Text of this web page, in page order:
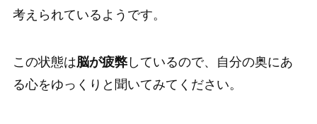
考えられているようです。
この状態は脳が疲弊しているので、自分の奥にあ
る心をゆっくりと聞いてみてください。